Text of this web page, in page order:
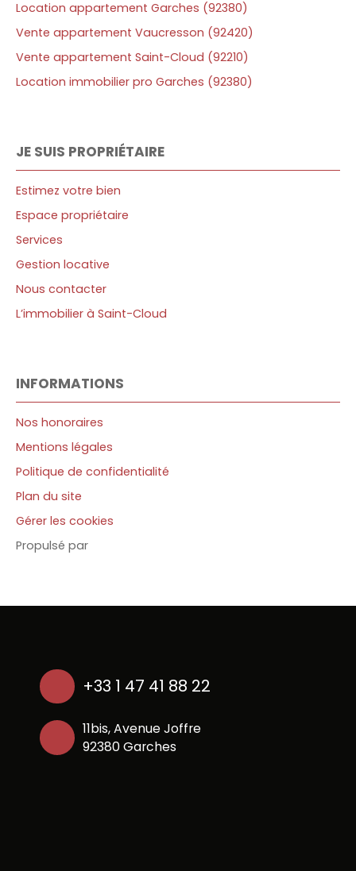
Location appartement Garches (92380)
Vente appartement Vaucresson (92420)
Vente appartement Saint-Cloud (92210)
Location immobilier pro Garches (92380)
JE SUIS PROPRIÉTAIRE
Estimez votre bien
Espace propriétaire
Services
Gestion locative
Nous contacter
L’immobilier à Saint-Cloud
INFORMATIONS
Nos honoraires
Mentions légales
Politique de confidentialité
Plan du site
Gérer les cookies
Propulsé par
+33 1 47 41 88 22
11bis, Avenue Joffre
92380 Garches